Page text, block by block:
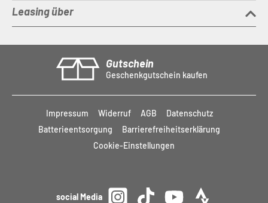
Leasing über
Gutschein
Geschenkgutschein kaufen
Impressum Widerruf AGB
Datenschutz
Batterieentsorgung
Barrierefreiheitserklärung
Cookie-Einstellungen
social Media